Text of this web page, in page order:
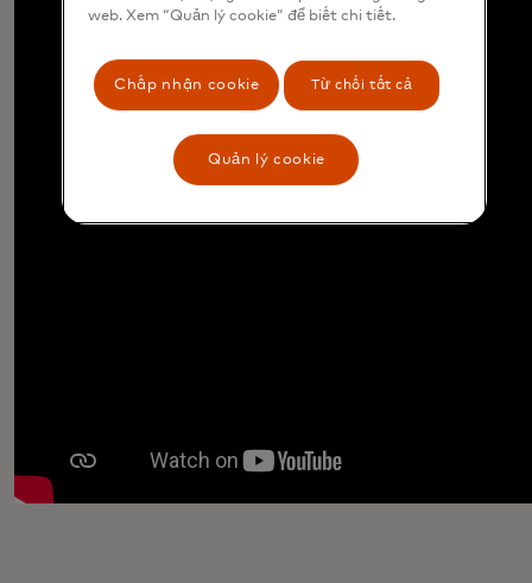
web. Xem “Quản lý cookie” để biết chi tiết.
Chấp nhận cookie Từ chối tất cả
Quản lý cookie